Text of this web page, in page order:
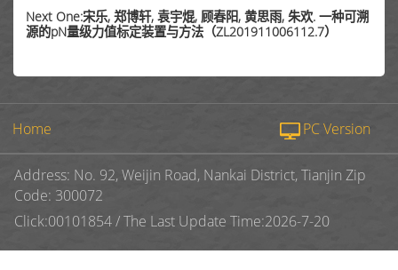
Next One:宋乐, 郑博轩, 袁宇焜, 顾春阳, 黄思雨, 朱欢. 一种可溯
源的pN量级力值标定装置与方法（ZL201911006112.7）
Home PC Version
Address: No. 92, Weijin Road, Nankai District, Tianjin Zip
Code: 300072
Click:00101854/The Last Update Time:2026-7-20